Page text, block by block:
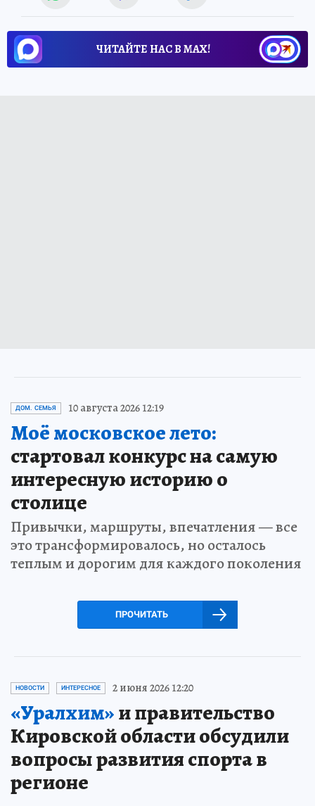
ЧИТАЙТЕ НАС В МАХ!
ДОМ. СЕМЬЯ 10 августа 2026 12:19
Моё московское лето:
стартовал конкурс на самую
интересную историю о
столице
Привычки, маршруты, впечатления — все
это трансформировалось, но осталось
теплым и дорогим для каждого поколения
ПРОЧИТАТЬ
НОВОСТИ ИНТЕРЕСНОЕ 2 июня 2026 12:20
«Уралхим»и правительство
Кировской области обсудили
вопросы развития спорта в
регионе